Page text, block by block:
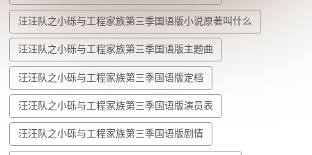
汪汪队之小砾与工程家族第三季国语版小说原著叫什么
汪汪队之小砾与工程家族第三季国语版主题曲
汪汪队之小砾与工程家族第三季国语版定档
汪汪队之小砾与工程家族第三季国语版演员表
汪汪队之小砾与工程家族第三季国语版剧情